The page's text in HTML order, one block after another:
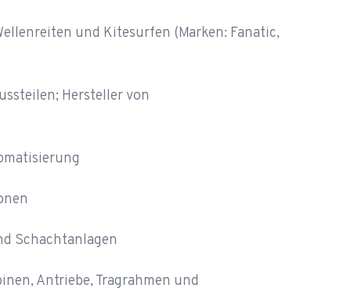
und Kitesurfen (Marken: Fanatic,
Hersteller von
Schachtanlagen
Antriebe, Tragrahmen und